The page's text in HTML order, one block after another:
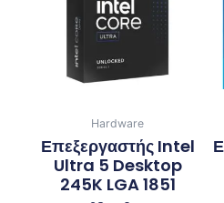
Hardware
Επεξεργαστής Intel
Ultra 5 Desktop
245K LGA 1851